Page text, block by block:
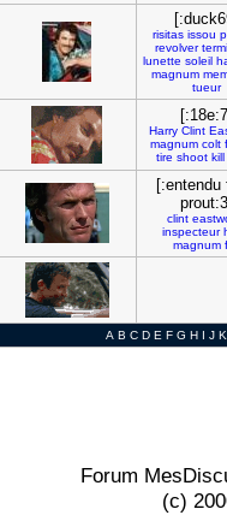
risitas issou
revolver
lunette soleil
magnum
tueur
Harry Clint
magnum colt
tire shoot kill
[:entendu
clint
inspecteur
magnum
A B C D E F G H I J K
Forum
(c)